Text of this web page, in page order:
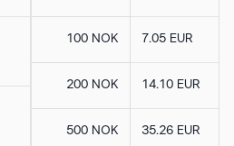
100 NOK 7.05 EUR
200 NOK 14.10 EUR
500 NOK 35.26 EUR